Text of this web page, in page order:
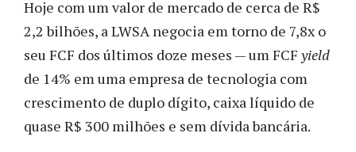
Hoje com um valor de mercado de cerca de R$
2,2 bilhões, a LWSA negocia em torno de 7,8x o
seu FCF dos últimos doze meses — um FCF yield
de 14% em uma empresa de tecnologia com
crescimento de duplo dígito, caixa líquido de
quase R$ 300 milhões e sem dívida bancária.